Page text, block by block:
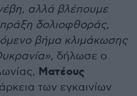
αλλά βλέπουμε
πράξη δολιοφθοράς,
βήμα κλιμάκωσης
δήλωσε ο
Ματέους
των εγκαινίων